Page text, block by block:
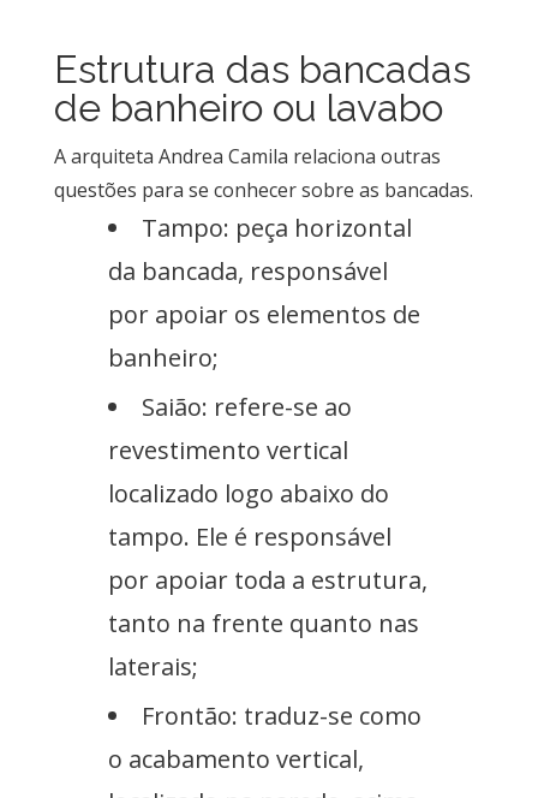
Estrutura das bancadas
de banheiro ou lavabo
A arquiteta Andrea Camila relaciona outras
questões para se conhecer sobre as bancadas.
Tampo: peça horizontal
da bancada, responsável
por apoiar os elementos de
banheiro;
Saião: refere-se ao
revestimento vertical
localizado logo abaixo do
tampo. Ele é responsável
por apoiar toda a estrutura,
tanto na frente quanto nas
laterais;
Frontão: traduz-se como
o acabamento vertical,